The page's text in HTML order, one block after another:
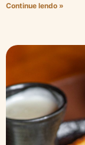
Continue lendo »